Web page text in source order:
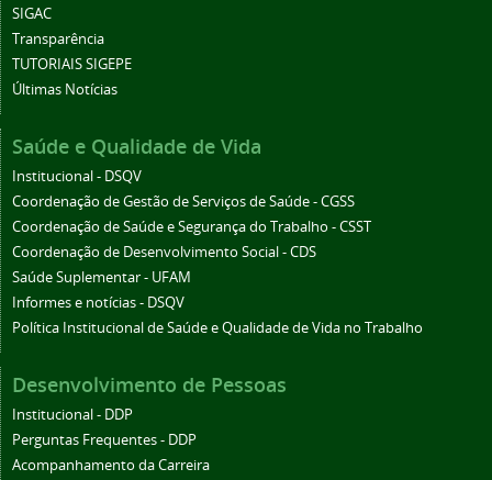
SIGAC
Transparência
TUTORIAIS SIGEPE
Últimas Notícias
Saúde e Qualidade de Vida
Institucional - DSQV
Coordenação de Gestão de Serviços de Saúde - CGSS
Coordenação de Saúde e Segurança do Trabalho - CSST
Coordenação de Desenvolvimento Social - CDS
Saúde Suplementar - UFAM
Informes e notícias - DSQV
Política Institucional de Saúde e Qualidade de Vida no Trabalho
Desenvolvimento de Pessoas
Institucional - DDP
Perguntas Frequentes - DDP
Acompanhamento da Carreira